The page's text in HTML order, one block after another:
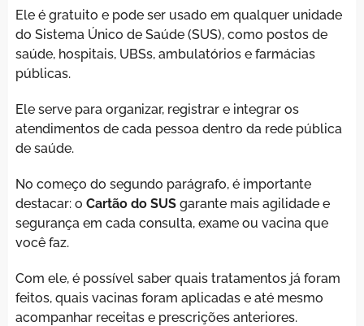
Ele é gratuito e pode ser usado em qualquer unidade
do Sistema Único de Saúde (SUS), como postos de
saúde, hospitais, UBSs, ambulatórios e farmácias
públicas.
Ele serve para organizar, registrar e integrar os
atendimentos de cada pessoa dentro da rede pública
de saúde.
No começo do segundo parágrafo, é importante
destacar: o Cartão do SUSgarante mais agilidade e
segurança em cada consulta, exame ou vacina que
você faz.
Com ele, é possível saber quais tratamentos já foram
feitos, quais vacinas foram aplicadas e até mesmo
acompanhar receitas e prescrições anteriores.